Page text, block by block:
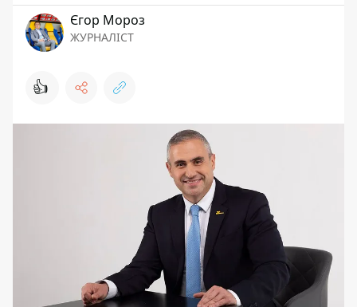
Єгор Мороз
ЖУРНАЛІСТ
👍